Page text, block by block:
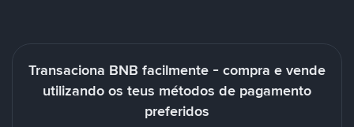
Transaciona BNB facilmente - compra e vende
utilizando os teus métodos de pagamento
preferidos